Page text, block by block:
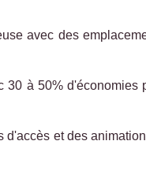
avec des
30 à 50% d'économies
d'accès et des